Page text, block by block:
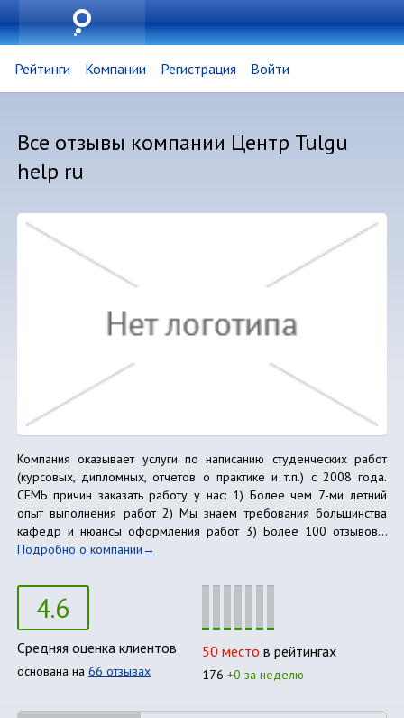
Рейтинги Компании Регистрация Войти
Все отзывы компании Центр Tulgu
help ru
Компания оказывает услуги по написанию студенческих работ
(курсовых, дипломных, отчетов о практике и т.п.) с 2008 года.
СЕМЬ причин заказать работу у нас: 1) Более чем 7-ми летний
опыт выполнения работ 2) Мы знаем требования большинства
кафедр и нюансы оформления работ 3) Более 100 отзывов...
Подробно о компании
4.6
Средняя оценка клиентов
основана на 66 отзывах
50 место в рейтингах
176 +0 за неделю